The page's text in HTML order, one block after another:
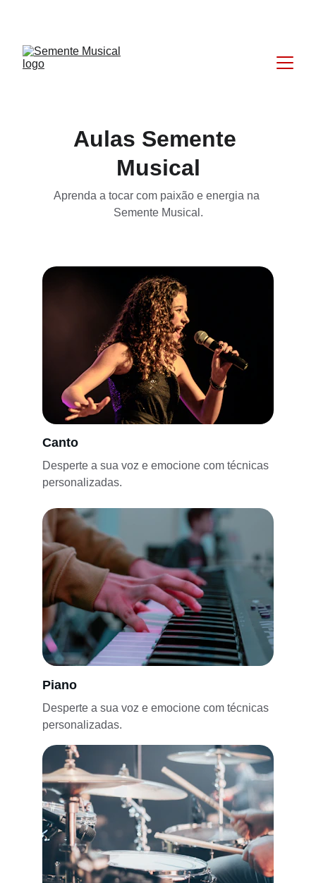
Aulas Semente
Musical
Aprenda a tocar com paixão e energia na
Semente Musical.
Canto
Desperte a sua voz e emocione com técnicas
personalizadas.
Piano
Desperte a sua voz e emocione com técnicas
personalizadas.